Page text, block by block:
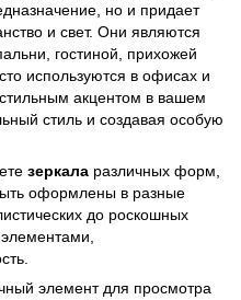
но и придает
и свет. Они являются
гостиной, прихожей
используются в офисах и
стильным акцентом в вашем
стиль и создавая особую
зеркала различных форм,
оформлены в разные
до роскошных
элементами,
элемент для просмотра